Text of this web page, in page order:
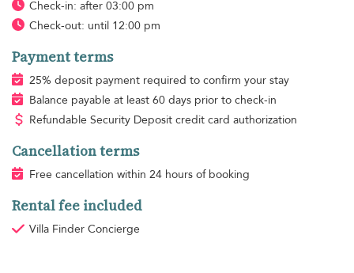
Check-in: after 03:00 pm
Check-out: until 12:00 pm
Payment terms
25% deposit payment required to confirm your stay
Balance payable at least 60 days prior to check-in
Refundable Security Deposit credit card authorization
Cancellation terms
Free cancellation within 24 hours of booking
Rental fee included
Villa Finder Concierge